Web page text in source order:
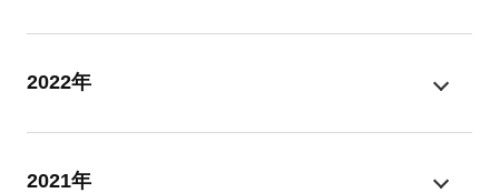
2022年
2021年